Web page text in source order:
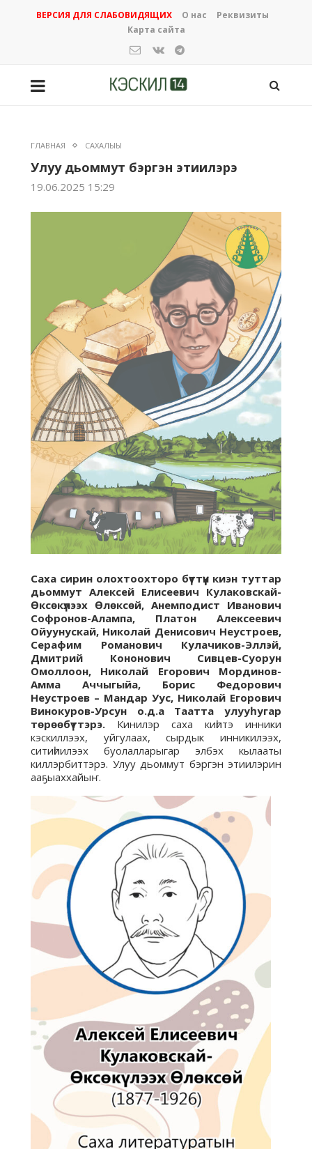
ВЕРСИЯ ДЛЯ СЛАБОВИДЯЩИХ О нас
Реквизиты
Карта сайта
ГЛАВНАЯ САХАЛЫЫ
Улуу дьоммут бэргэн этиилэрэ
19.06.2025 15:29
Саха сирин олохтоохторо бүттүүн киэн туттар
дьоммут Алексей Елисеевич Кулаковскай-
Өксөкүлээх Өлөксөй, Анемподист Иванович
Софронов-Алампа, Платон Алексеевич
Ойуунускай, Николай Денисович Неустроев,
Серафим Романович Кулачиков-Эллэй,
Дмитрий Кононович Сивцев-Суорун
Омоллоон, Николай Егорович Мординов-
Амма Аччыгыйа, Борис Федорович
Неустроев – Мандар Уус, Николай Егорович
Винокуров-Урсун о.д.а Таатта улууһугар
төрөөбүттэрэ. Кинилэр саха киһитэ инники
кэскиллээх, уйгулаах, сырдык инникилээх,
ситиһиилээх буолалларыгар элбэх кылааты
киллэрбиттэрэ. Улуу дьоммут бэргэн этиилэрин
ааҕыаххайыҥ.